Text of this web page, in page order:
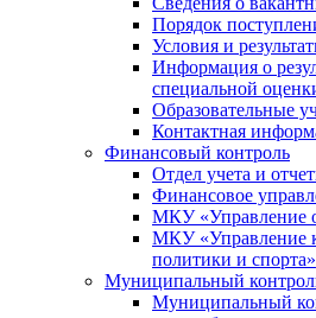
Порядок
Условия и
Информация о
специальной
Образовательные
Контактная
Финансовый контроль
Отдел учета и
Финансовое
МКУ «Управление
МКУ «Управление
политики и спорта»
Муниципальный
Муниципальный